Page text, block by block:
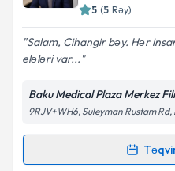
ilə
E-poçt Ünvanınız
Şəxsi
Aydınlatma Mətnini
məlumatlarımın
edilməsinə razılıq
5 (5 Rəy)
Salam, Cihangir bəy. Hər
elələri var...
Baku Medical Plaza Merkez
9RJV+WH6, Suleyman Rustam
Randevu Təqvimi